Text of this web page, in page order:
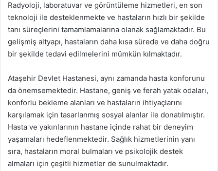
Radyoloji, laboratuvar ve görüntüleme hizmetleri, en son
teknoloji ile desteklenmekte ve hastaların hızlı bir şekilde
tanı süreçlerini tamamlamalarına olanak sağlamaktadır. Bu
gelişmiş altyapı, hastaların daha kısa sürede ve daha doğru
bir şekilde tedavi edilmelerini mümkün kılmaktadır.
Ataşehir Devlet Hastanesi, aynı zamanda hasta konforunu
da önemsemektedir. Hastane, geniş ve ferah yatak odaları,
konforlu bekleme alanları ve hastaların ihtiyaçlarını
karşılamak için tasarlanmış sosyal alanlar ile donatılmıştır.
Hasta ve yakınlarının hastane içinde rahat bir deneyim
yaşamaları hedeflenmektedir. Sağlık hizmetlerinin yanı
sıra, hastaların moral bulmaları ve psikolojik destek
almaları için çeşitli hizmetler de sunulmaktadır.